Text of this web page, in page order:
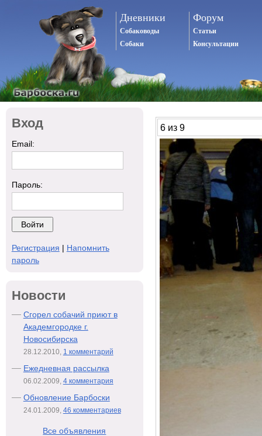
Дневники
Собаководы
Собаки
Форум
Статьи
Консультации
6 из 9
Вход
Email:
Пароль:
Регистрация | Напомнить
пароль
Новости
Сгорел собачий приют в
Академгородке г.
Новосибирска
28.12.2010, 1 комментарий
Ежедневная рассылка
06.02.2009, 4 комментария
Обновление Барбоски
24.01.2009, 46 комментариев
Все объявления